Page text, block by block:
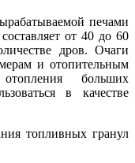
печами
от 40 до 60
дров. Очаги
и отопительным
больших
в качестве
топливных гранул